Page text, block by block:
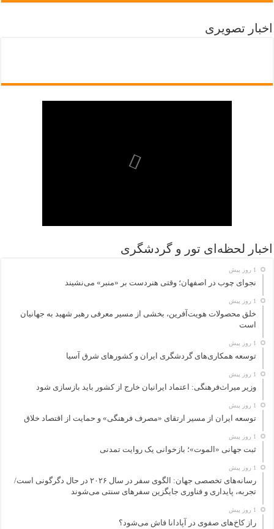
اخبار تصویری
اخبار لحظه‌ای تور و گردشگری
1 روز پیش
نجوای چوب در اصفهان؛ وقتی هنردست بر «منبر» می‌نشیند
1 روز پیش
خلق محصولات هویت‌آفرین، بخشی از مسیر معرفی رهبر شهید به جهانیان
است
1 روز پیش
توسعه همکاری‌های گردشگری ایران و کشورهای شرق آسیا
1 روز پیش
وزیر میراث‌فرهنگی: اعتماد ایرانیان خارج از کشور باید بازسازی شود
1 روز پیش
توسعه ایران از مسیر ارتقای «مصرف فرهنگی» و حمایت از اقتصاد خلاق
1 روز پیش
ثبت جهانی «الموت»؛ بازخوانی یک روایت تمدنی
1 روز پیش
رسانه‌های تخصصی جهان: الگوی سفر در سال ۲۰۲۶ در حال دگرگونی است/
تجربه، پایداری و فناوری جایگزین سفرهای سنتی می‌شوند
1 روز پیش
راز کاخ‌های صفوی در آپادانا فاش می‌شود؟